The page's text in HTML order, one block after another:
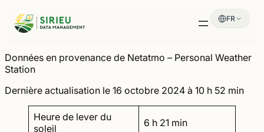
au
contenu
FR
Données en provenance de Netatmo – Personal Weather
Station
Dernière actualisation le 16 octobre 2024 à 10 h 52 min
Heure de lever du
soleil
6 h 21 min